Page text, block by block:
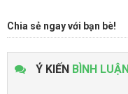
Chia sẻ ngay với bạn bè!
Ý KIẾN BÌNH LUẬN